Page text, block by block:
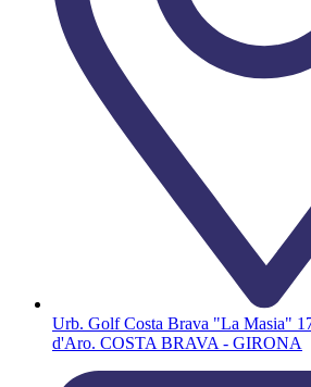
Urb. Golf Costa Brava "La Masia"
d'Aro. COSTA BRAVA - GIRONA